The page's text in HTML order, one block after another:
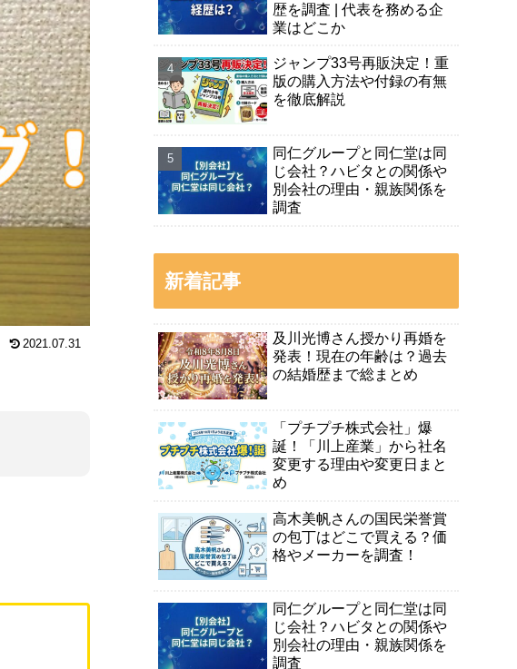
2021.07.31
歴を調査 | 代表を務める企
業はどこか
ジャンプ33号再販決定！重
版の購入方法や付録の有無
を徹底解説
同仁グループと同仁堂は同
じ会社？ハビタとの関係や
別会社の理由・親族関係を
調査
新着記事
及川光博さん授かり再婚を
発表！現在の年齢は？過去
の結婚歴まで総まとめ
「プチプチ株式会社」爆
誕！「川上産業」から社名
変更する理由や変更日まと
め
高木美帆さんの国民栄誉賞
の包丁はどこで買える？価
格やメーカーを調査！
同仁グループと同仁堂は同
じ会社？ハビタとの関係や
別会社の理由・親族関係を
調査